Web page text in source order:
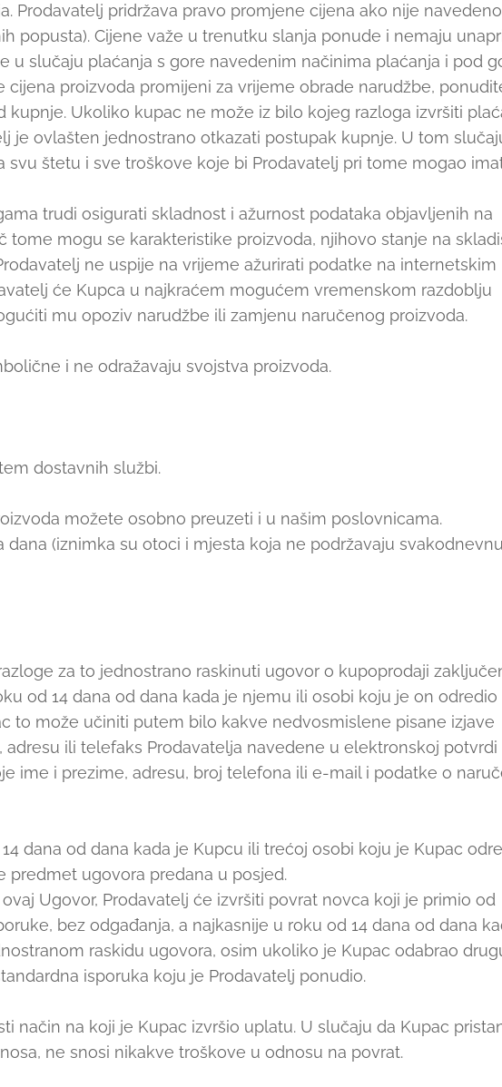
Prodavatelj pridržava pravo promjene cijena ako nije navedeno
popusta). Cijene važe u trenutku slanja ponude i nemaju
u slučaju plaćanja s gore navedenim načinima plaćanja i pod
cijena proizvoda promijeni za vrijeme obrade narudžbe,
kupnje. Ukoliko kupac ne može iz bilo kojeg razloga izvršiti
je ovlašten jednostrano otkazati postupak kupnje. U tom
svu štetu i sve troškove koje bi Prodavatelj pri tome mogao
trudi osigurati skladnost i ažurnost podataka objavljenih na
tome mogu se karakteristike proizvoda, njihovo stanje na
ne uspije na vrijeme ažurirati podatke na internetskim
će Kupca u najkraćem mogućem vremenskom razdoblju
mu opoziv narudžbe ili zamjenu naručenog proizvoda.
i ne odražavaju svojstva proizvoda.
dostavnih službi.
možete osobno preuzeti i u našim poslovnicama.
dana (iznimka su otoci i mjesta koja ne podržavaju svakodnevnu
za to jednostrano raskinuti ugovor o kupoprodaji
od 14 dana od dana kada je njemu ili osobi koju je on odredio
to može učiniti putem bilo kakve nedvosmislene pisane izjave
ili telefaks Prodavatelja navedene u elektronskoj potvrdi
ime i prezime, adresu, broj telefona ili e-mail i podatke o
dana od dana kada je Kupcu ili trećoj osobi koju je Kupac
predmet ugovora predana u posjed.
Ugovor, Prodavatelj će izvršiti povrat novca koji je primio od
bez odgađanja, a najkasnije u roku od 14 dana od dana
raskidu ugovora, osim ukoliko je Kupac odabrao
isporuka koju je Prodavatelj ponudio.
način na koji je Kupac izvršio uplatu. U slučaju da Kupac
ne snosi nikakve troškove u odnosu na povrat.